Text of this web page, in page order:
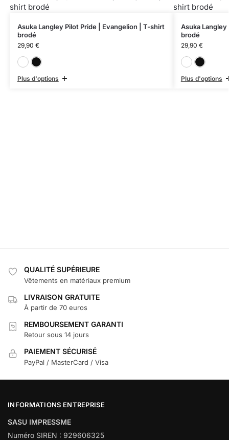
Asuka Langley Pilot Pride | Evangelion | T-shirt
brodé
29,90 €
Plus d'options
Asuka
brodé
29,90 €
Plus d'options
QUALITÉ SUPÉRIEURE
Vêtements en matériaux premium
LIVRAISON GRATUITE
À partir de 70 euros
REMBOURSEMENT GARANTI
Retour sous 14 jours
PAIEMENT SÉCURISÉ
PayPal / MasterCard / Visa
INFORMATIONS ENTREPRISE
SASU IMPRESSME
Numéro SIREN : 929606325